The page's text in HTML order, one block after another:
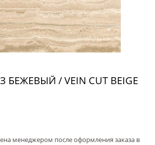
БЕЖЕВЫЙ / VEIN CUT BEIGE
менеджером после оформления заказа в